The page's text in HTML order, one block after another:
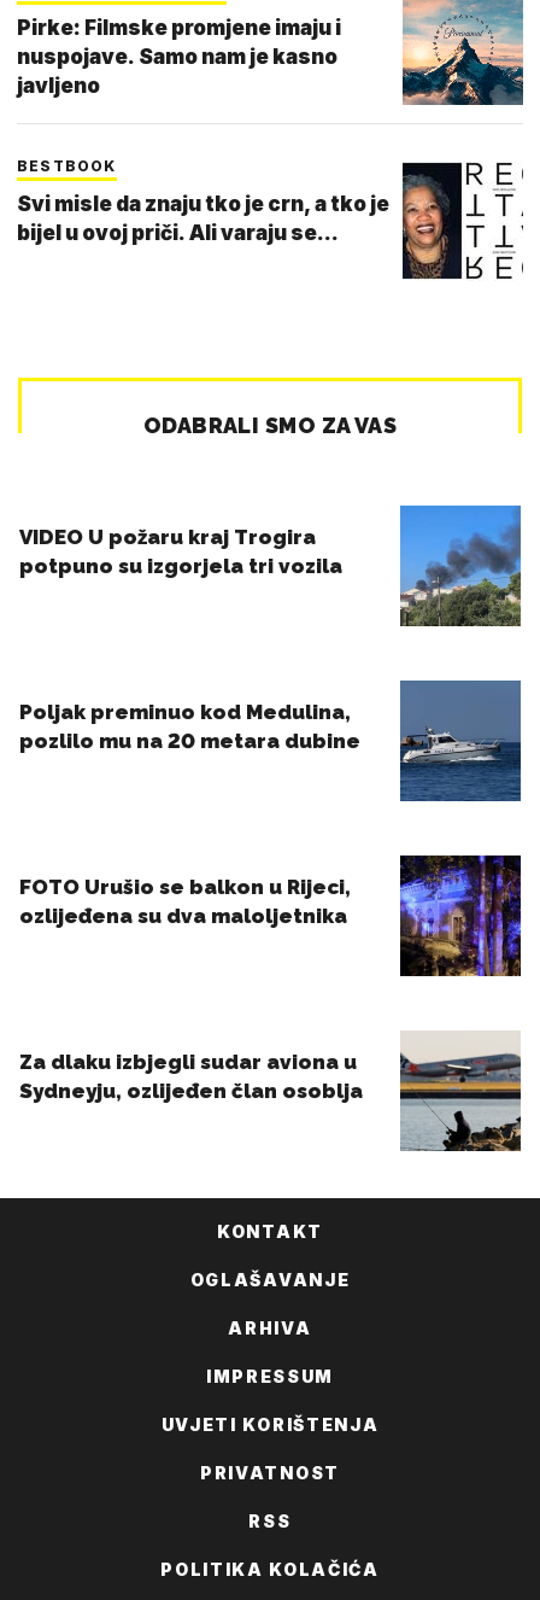
Pirke: Filmske promjene imaju i
nuspojave. Samo nam je kasno
javljeno
BESTBOOK
Svi misle da znaju tko je crn, a tko je
bijel u ovoj priči. Ali varaju se...
KONTAKT
OGLAŠAVANJE
ARHIVA
IMPRESSUM
UVJETI KORIŠTENJA
PRIVATNOST
RSS
POLITIKA KOLAČIĆA